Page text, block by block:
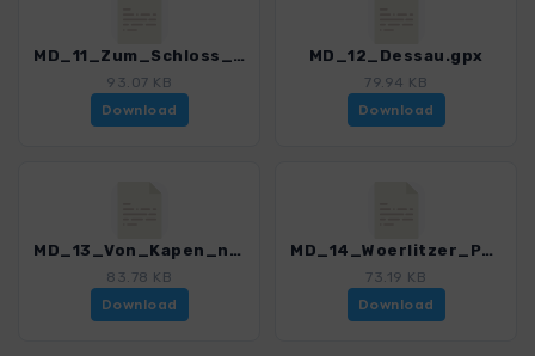
MD_11_Zum_Schloss_Mosigkau.gpx
93.07 KB
Download
MD_12_Dessau.gpx
79.94 KB
Download
MD_13_Von_Kapen_nach_Oranienbaum.gpx
83.78 KB
Download
MD_14_Woerlitzer_Park.gpx
73.19 KB
Download